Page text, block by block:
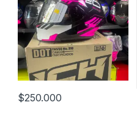
$250.000
Este producto tiene